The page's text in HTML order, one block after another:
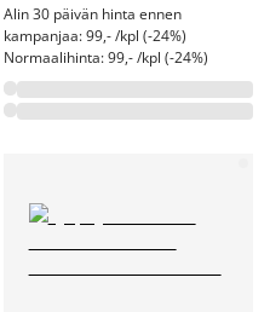
Alin 30 päivän hinta ennen
kampanjaa: 99,- /kpl (-24%)
Normaalihinta: 99,- /kpl (-24%)